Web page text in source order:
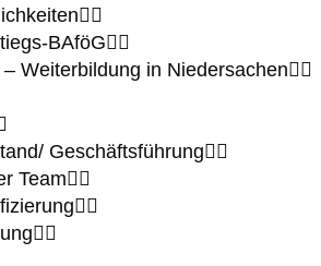
BAföG
Weiterbildung in Niedersachen
Geschäftsführung
Team